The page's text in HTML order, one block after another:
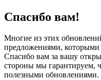
Спасибо вам!
Многие из этих
предложениями,
Спасибо вам за вашу
стороны мы гарантируем,
полезными обновлениями.